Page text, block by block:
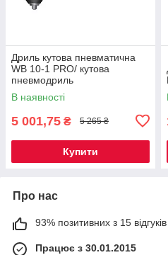
Дриль кутова пневматична
WB 10-1 PRO/ кутова
пневмодриль
В наявності
5 001,75 ₴ 5 265 ₴
Купити
Про нас
93% позитивних з 15 відгуків
Працює з 30.01.2015